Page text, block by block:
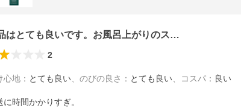
はとても良いです。お風呂上がりのス…
2
心地 ： とても良い のびの良さ ： とても良い コスパ ： 良い
に時間かかりすぎ。